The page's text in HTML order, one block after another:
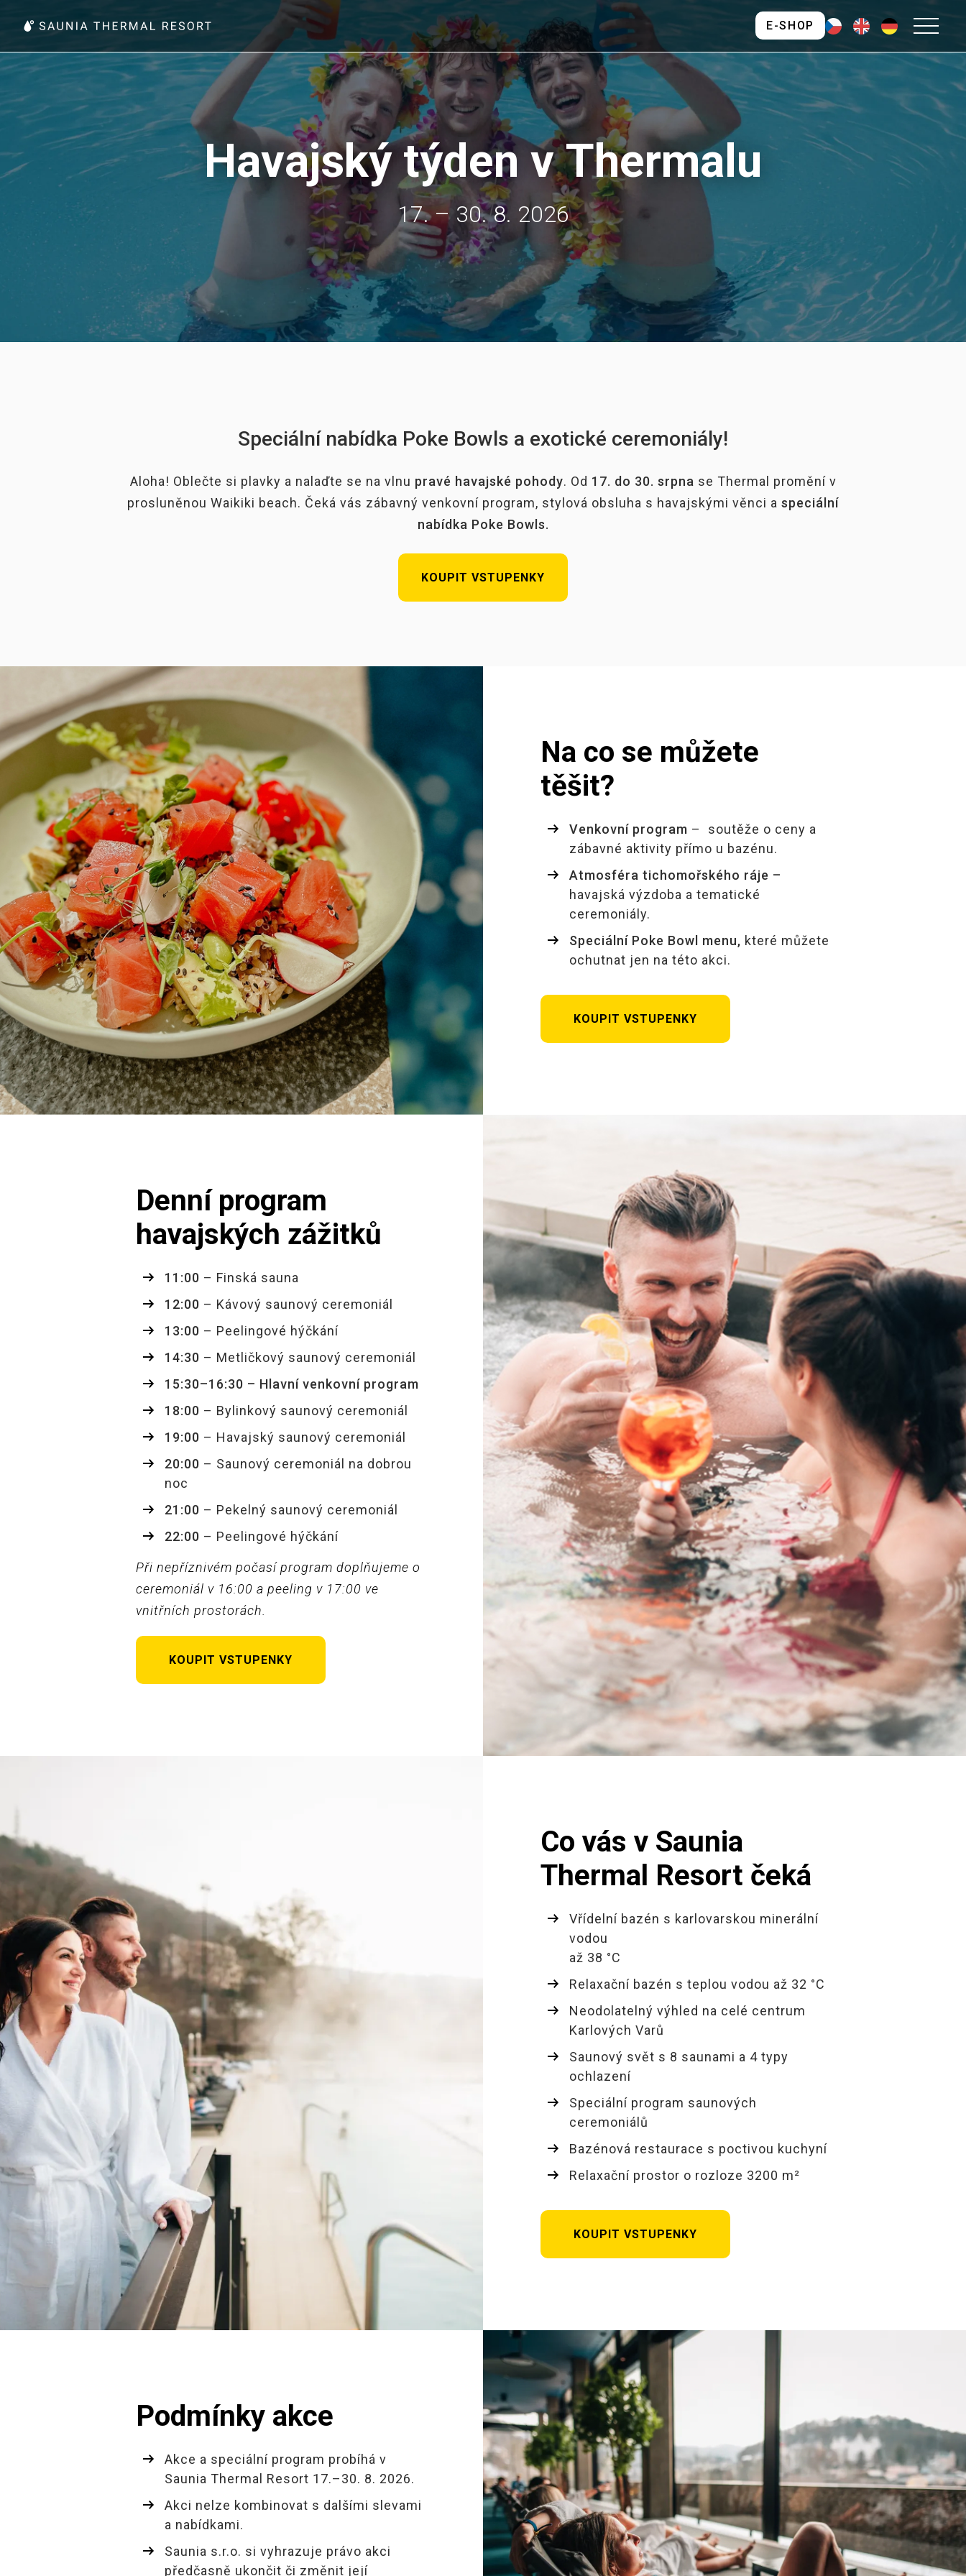
E-SHOP
Havajský týden v Thermalu
17. – 30. 8. 2026
Speciální nabídka Poke Bowls a exotické ceremoniály!
Aloha! Oblečte si plavky a nalaďte se na vlnu pravé havajské pohody. Od 17. do 30. srpna se Thermal promění v
prosluněnou Waikiki beach. Čeká vás zábavný venkovní program, stylová obsluha s havajskými věnci a speciální
nabídka Poke Bowls.
KOUPIT VSTUPENKY
Na co se můžete
těšit?
Venkovní program – soutěže o ceny a
zábavné aktivity přímo u bazénu.
Atmosféra tichomořského ráje –
havajská výzdoba a tematické
ceremoniály.
Speciální Poke Bowl menu, které můžete
ochutnat jen na této akci.
KOUPIT VSTUPENKY
Denní program
havajských zážitků
11:00 – Finská sauna
12:00 – Kávový saunový ceremoniál
13:00 – Peelingové hýčkání
14:30 – Metličkový saunový ceremoniál
15:30–16:30 – Hlavní venkovní program
18:00 – Bylinkový saunový ceremoniál
19:00 – Havajský saunový ceremoniál
20:00 – Saunový ceremoniál na dobrou
noc
21:00 – Pekelný saunový ceremoniál
22:00 – Peelingové hýčkání
Při nepříznivém počasí program doplňujeme o
ceremoniál v 16:00 a peeling v 17:00 ve
vnitřních prostorách.
KOUPIT VSTUPENKY
Co vás v Saunia
Thermal Resort čeká
Vřídelní bazén s karlovarskou minerální
vodou
až 38 °C
Relaxační bazén s teplou vodou až 32 °C
Neodolatelný výhled na celé centrum
Karlových Varů
Saunový svět s 8 saunami a 4 typy
ochlazení
Speciální program saunových
ceremoniálů
Bazénová restaurace s poctivou kuchyní
Relaxační prostor o rozloze 3200 m²
KOUPIT VSTUPENKY
Podmínky akce
Akce a speciální program probíhá v
Saunia Thermal Resort 17.–30. 8. 2026.
Akci nelze kombinovat s dalšími slevami
a nabídkami.
Saunia s.r.o. si vyhrazuje právo akci
předčasně ukončit či změnit její